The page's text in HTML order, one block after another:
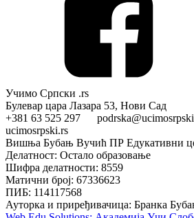
Учимо Српски .rs
Булевар цара Лазара 53, Нови Сад
+381 63 525 297
ucimosrpski.rs
Вишња Бубањ Вучић ПР Едукативни
Делатност: Остало образовање
Шифра делатности: 8559
Матични број: 67336623
ПИБ: 114117568
Ауторка и приређивачица: Бранка